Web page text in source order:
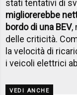
stati tentativi di
migliorerebbe
bordo di una BEV,
delle criticità.
la velocità di
i veicoli elettrici
VEDI ANCHE